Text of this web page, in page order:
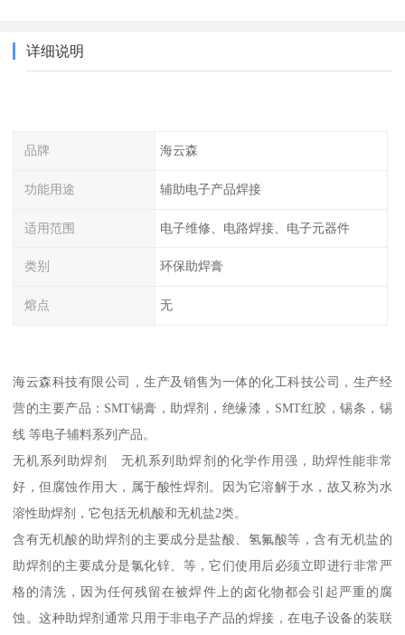
详细说明
品牌 海云森
功能用途 辅助电子产品焊接
适用范围 电子维修、电路焊接、电子元器件
类别 环保助焊膏
熔点 无
海云森科技有限公司，生产及销售为一体的化工科技公司，生产经
营的主要产品：SMT锡膏，助焊剂，绝缘漆，SMT红胶，锡条，锡
线 等电子辅料系列产品。
无机系列助焊剂 无机系列助焊剂的化学作用强，助焊性能非常
好，但腐蚀作用大，属于酸性焊剂。因为它溶解于水，故又称为水
溶性助焊剂，它包括无机酸和无机盐2类。
含有无机酸的助焊剂的主要成分是盐酸、氢氟酸等，含有无机盐的
助焊剂的主要成分是氯化锌、等，它们使用后必须立即进行非常严
格的清洗，因为任何残留在被焊件上的卤化物都会引起严重的腐
蚀。这种助焊剂通常只用于非电子产品的焊接，在电子设备的装联